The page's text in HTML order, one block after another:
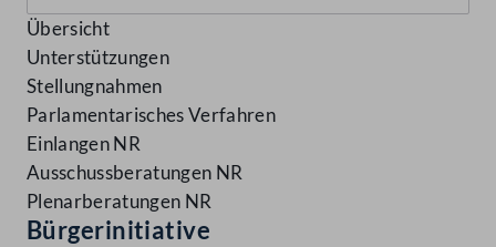
Übersicht
Unterstützungen
Stellungnahmen
Parlamentarisches Verfahren
Einlangen NR
Ausschussberatungen NR
Plenarberatungen NR
Bürgerinitiative